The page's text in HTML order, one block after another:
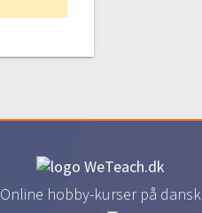
Online hobby-kurser på dansk